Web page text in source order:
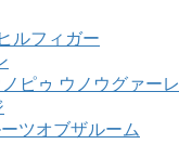
ルフィガー
ピゥ ウノウグァー
ツオブザルーム